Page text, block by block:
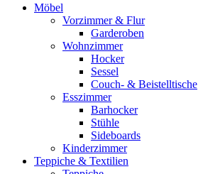
Möbel
Vorzimmer & Flur
Garderoben
Wohnzimmer
Hocker
Sessel
Couch- & Beistelltische
Esszimmer
Barhocker
Stühle
Sideboards
Kinderzimmer
Teppiche & Textilien